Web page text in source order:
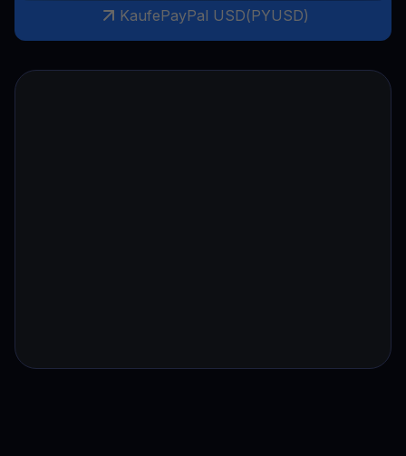
KaufePayPal USD(PYUSD)